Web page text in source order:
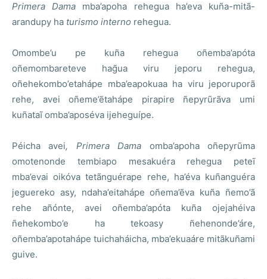
Primera Dama mba’apoha rehegua ha’eva kuña-mitã-
arandupy ha turismo interno rehegua.
Omombe’u pe kuña rehegua oñemba’apóta
oñemombareteve hag̃ua viru jeporu rehegua,
oñehekombo’etahápe mba’eapokuaa ha viru jeporuporã
rehe, avei oñeme’ẽtahápe pirapire ñepyrũrãva umi
kuñataĩ omba’aposéva ijeheguípe.
Péicha avei, Primera Dama omba’apoha oñepyrũma
omotenonde tembiapo mesakuéra rehegua peteĩ
mba’evai oikóva tetãnguérape rehe, ha’éva kuñanguéra
jeguereko asy, ndaha’eitahápe oñema’ẽva kuña ñemo’ã
rehe añónte, avei oñemba’apóta kuña ojejahéiva
ñehekombo’e ha tekoasy ñehenonde’áre,
oñemba’apotahápe tuichaháicha, mba’ekuaáre mitãkuñami
guive.